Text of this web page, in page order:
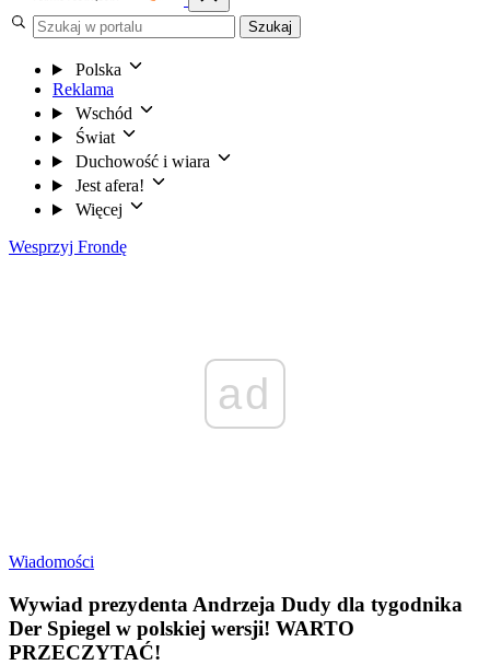
Szukaj
Polska
Reklama
Wschód
Świat
Duchowość i wiara
Jest afera!
Więcej
Wesprzyj Frondę
ad
Wiadomości
Wywiad prezydenta Andrzeja Dudy dla tygodnika
Der Spiegel w polskiej wersji! WARTO
PRZECZYTAĆ!